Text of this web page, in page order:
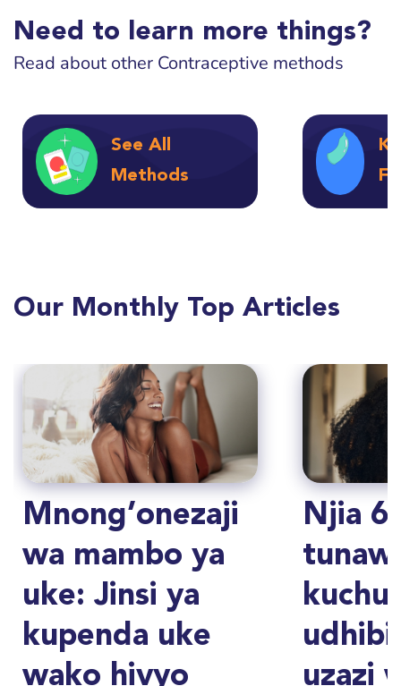
Need to learn more things?
Read about other Contraceptive methods
See All
Methods
Our Monthly Top Articles
Mnong’onezaji
wa mambo ya
uke: Jinsi ya
kupenda uke
wako hivyo
Njia 6
uzazi